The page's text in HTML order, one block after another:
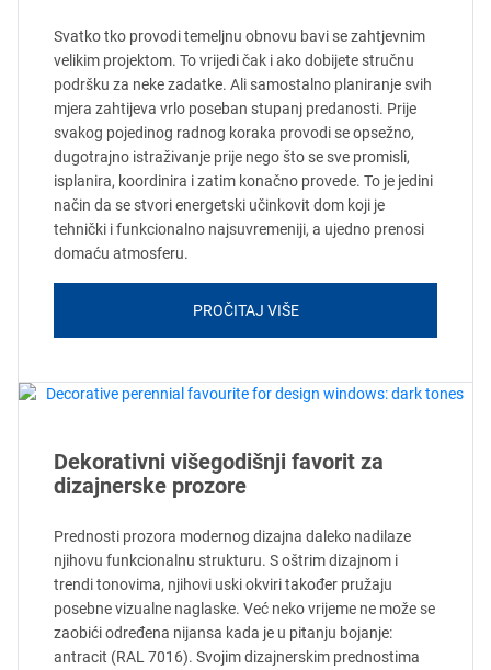
Svatko tko provodi temeljnu obnovu bavi se zahtjevnim
velikim projektom. To vrijedi čak i ako dobijete stručnu
podršku za neke zadatke. Ali samostalno planiranje svih
mjera zahtijeva vrlo poseban stupanj predanosti. Prije
svakog pojedinog radnog koraka provodi se opsežno,
dugotrajno istraživanje prije nego što se sve promisli,
isplanira, koordinira i zatim konačno provede. To je jedini
način da se stvori energetski učinkovit dom koji je
tehnički i funkcionalno najsuvremeniji, a ujedno prenosi
domaću atmosferu.
PROČITAJ VIŠE
Dekorativni višegodišnji favorit za
dizajnerske prozore
Prednosti prozora modernog dizajna daleko nadilaze
njihovu funkcionalnu strukturu. S oštrim dizajnom i
trendi tonovima, njihovi uski okviri također pružaju
posebne vizualne naglaske. Već neko vrijeme ne može se
zaobići određena nijansa kada je u pitanju bojanje:
antracit (RAL 7016). Svojim dizajnerskim prednostima